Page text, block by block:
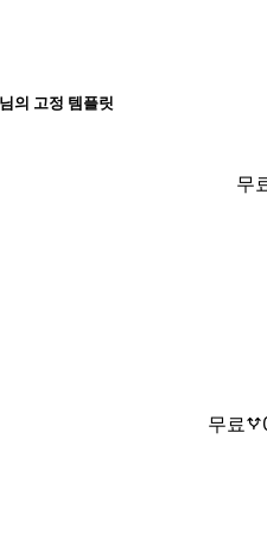
의 고정 템플릿
무
무료